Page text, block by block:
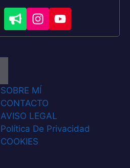
SOBRE MÍ
CONTACTO
AVISO LEGAL
Política De Privacidad
COOKIES